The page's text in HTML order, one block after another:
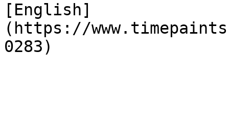
[English]
(https://
0283)